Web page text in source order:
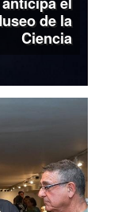
de la
Ciencia